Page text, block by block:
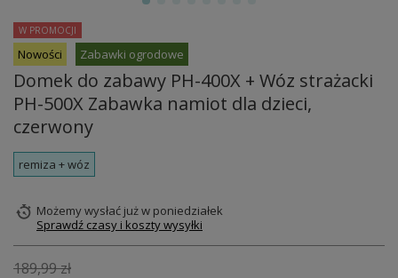
Nowości Zabawki ogrodowe
Domek do zabawy PH-400X + Wóz strażacki
PH-500X Zabawka namiot dla dzieci,
czerwony
W PROMOCJI
remiza + wóz
Możemy wysłać jużw poniedziałek
Sprawdź czasy i koszty wysyłki
189,99 zł